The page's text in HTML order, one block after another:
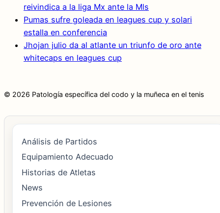
reivindica a la liga Mx ante la Mls
Pumas sufre goleada en leagues cup y solari
estalla en conferencia
Jhojan julio da al atlante un triunfo de oro ante
whitecaps en leagues cup
© 2026 Patología específica del codo y la muñeca en el tenis
Análisis de Partidos
Equipamiento Adecuado
Historias de Atletas
News
Prevención de Lesiones